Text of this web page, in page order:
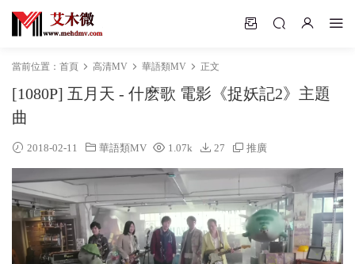
當前位置： 首頁 高清MV 華語類MV 正文
[1080P] 五月天 - 什麽歌 電影《捉妖記2》主題
曲
2018-02-11 華語類MV 1.07k 27 推廣